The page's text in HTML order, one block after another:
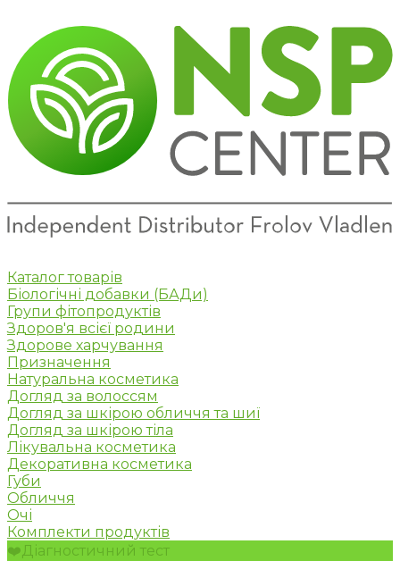
Каталог товарів
Біологічні добавки (БАДи)
Групи фітопродуктів
Здоров'я всієї родини
Здорове харчування
Призначення
Натуральна косметика
Догляд за волоссям
Догляд за шкірою обличчя та шиї
Догляд за шкірою тіла
Лікувальна косметика
Декоративна косметика
Губи
Обличчя
Очі
Комплекти продуктів
❤️Діагностичний тест